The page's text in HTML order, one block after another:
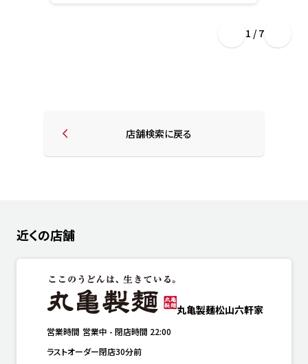
1 / 7
店舗検索に戻る
近くの店舗
丸亀製麺松山六軒家
営業時間 営業中 - 閉店時間 22:00
ラストオーダー閉店30分前